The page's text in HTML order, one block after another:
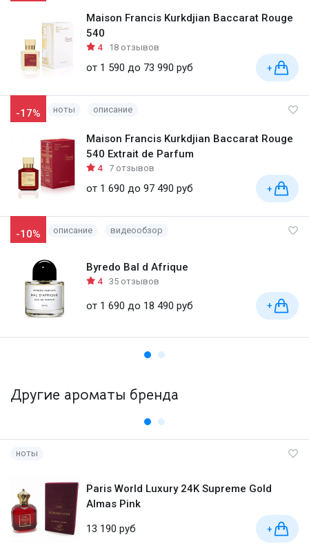
Maison Francis Kurkdjian Baccarat Rouge
540
4 18 отзывов
от 1 590 до 73 990 руб +
-17% ноты описание
Maison Francis Kurkdjian Baccarat Rouge
540 Extrait de Parfum
4 7 отзывов
от 1 690 до 97 490 руб +
-10% описание видеообзор
Byredo Bal d Afrique
4 35 отзывов
от 1 690 до 18 490 руб +
Другие ароматы бренда
ноты
Paris World Luxury 24K Supreme Gold
Almas Pink
13 190 руб
+